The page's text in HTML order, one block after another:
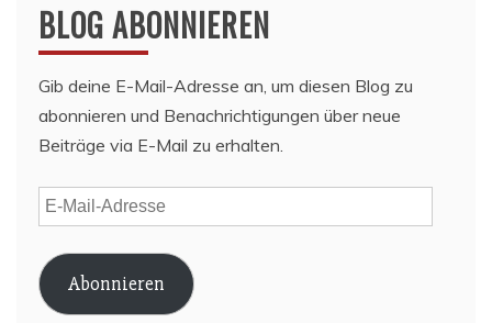
BLOG ABONNIEREN
Gib deine E-Mail-Adresse an, um diesen Blog zu
abonnieren und Benachrichtigungen über neue
Beiträge via E-Mail zu erhalten.
E-
Mail-
Adresse
Abonnieren